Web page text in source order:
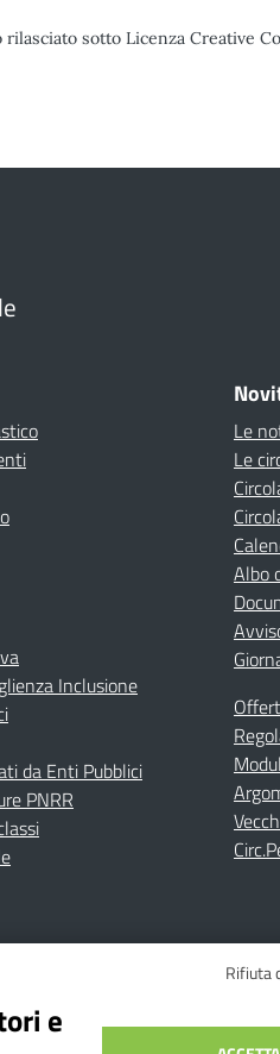
sotto Licenza Creative
Inclusione
da Enti Pubblici
PNRR
Le
Le
Albo
Rifiuta
e